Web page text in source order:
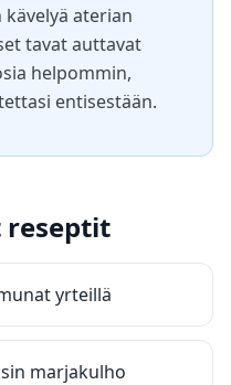
aterian
tavat auttavat
helpommin,
entisestään.
reseptit
yrteillä
marjakulho